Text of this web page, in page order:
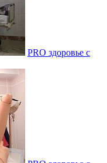
PRO здоровье с